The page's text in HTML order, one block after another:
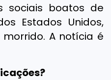
sociais boatos de
Estados Unidos,
A notícia é